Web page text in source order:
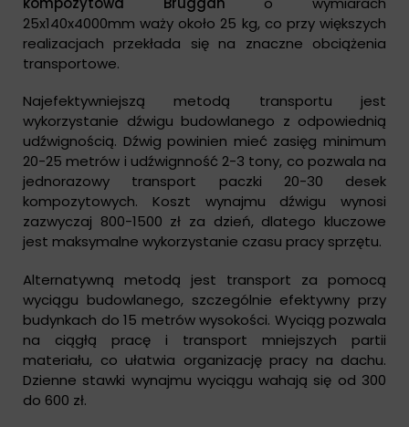
25x140x4000mm waży około 25 kg, co przy większych
realizacjach przekłada się na znaczne obciążenia
transportowe.
Najefektywniejszą metodą transportu jest
wykorzystanie dźwigu budowlanego z odpowiednią
udźwignością. Dźwig powinien mieć zasięg minimum
20-25 metrów i udźwignność 2-3 tony, co pozwala na
jednorazowy transport paczki 20-30 desek
kompozytowych. Koszt wynajmu dźwigu wynosi
zazwyczaj 800-1500 zł za dzień, dlatego kluczowe
jest maksymalne wykorzystanie czasu pracy sprzętu.
Alternatywną metodą jest transport za pomocą
wyciągu budowlanego, szczególnie efektywny przy
budynkach do 15 metrów wysokości. Wyciąg pozwala
na ciągłą pracę i transport mniejszych partii
materiału, co ułatwia organizację pracy na dachu.
Dzienne stawki wynajmu wyciągu wahają się od 300
do 600 zł.